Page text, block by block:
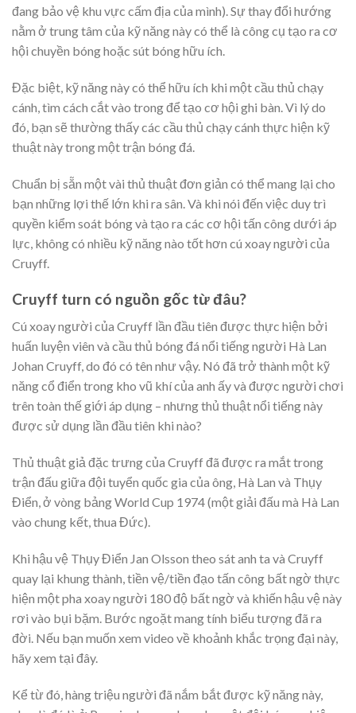
đang bảo vệ khu vực cấm địa của mình). Sự thay đổi hướng
nằm ở trung tâm của kỹ năng này có thể là công cụ tạo ra cơ
hội chuyền bóng hoặc sút bóng hữu ích.
Đặc biệt, kỹ năng này có thể hữu ích khi một cầu thủ chạy
cánh, tìm cách cắt vào trong để tạo cơ hội ghi bàn. Vì lý do
đó, bạn sẽ thường thấy các cầu thủ chạy cánh thực hiện kỹ
thuật này trong một trận bóng đá.
Chuẩn bị sẵn một vài thủ thuật đơn giản có thể mang lại cho
bạn những lợi thế lớn khi ra sân. Và khi nói đến việc duy trì
quyền kiểm soát bóng và tạo ra các cơ hội tấn công dưới áp
lực, không có nhiều kỹ năng nào tốt hơn cú xoay người của
Cruyff.
Cruyff turn có nguồn gốc từ đâu?
Cú xoay người của Cruyff lần đầu tiên được thực hiện bởi
huấn luyện viên và cầu thủ bóng đá nổi tiếng người Hà Lan
Johan Cruyff, do đó có tên như vậy. Nó đã trở thành một kỹ
năng cổ điển trong kho vũ khí của anh ấy và được người chơi
trên toàn thế giới áp dụng – nhưng thủ thuật nổi tiếng này
được sử dụng lần đầu tiên khi nào?
Thủ thuật giả đặc trưng của Cruyff đã được ra mắt trong
trận đấu giữa đội tuyển quốc gia của ông, Hà Lan và Thụy
Điển, ở vòng bảng World Cup 1974 (một giải đấu mà Hà Lan
vào chung kết, thua Đức).
Khi hậu vệ Thụy Điển Jan Olsson theo sát anh ta và Cruyff
quay lại khung thành, tiền vệ/tiền đạo tấn công bất ngờ thực
hiện một pha xoay người 180 độ bất ngờ và khiến hậu vệ này
rơi vào bụi bặm. Bước ngoặt mang tính biểu tượng đã ra
đời. Nếu bạn muốn xem video về khoảnh khắc trọng đại này,
hãy xem tại đây.
Kể từ đó, hàng triệu người đã nắm bắt được kỹ năng này,